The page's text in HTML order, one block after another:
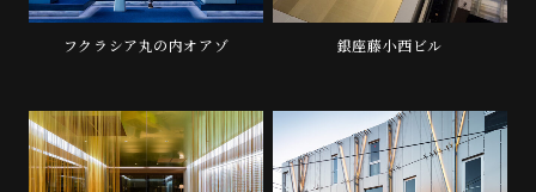
フクラシア丸の内オアゾ 銀座藤小西ビル